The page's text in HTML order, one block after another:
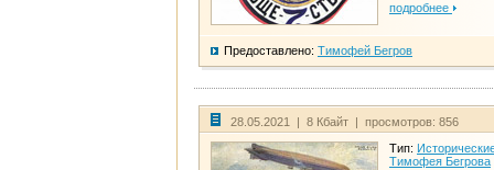
подробнее
Предоставлено: Тимофей Бегров
28.05.2021 | 8 Кбайт | просмотров: 856
Тип:
Тимофея Бегрова